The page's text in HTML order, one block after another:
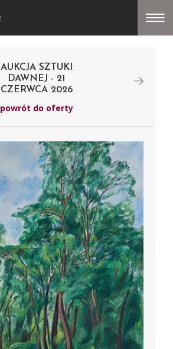
AUKCJA SZTUKI
DAWNEJ - 21
CZERWCA 2026
powrót do oferty